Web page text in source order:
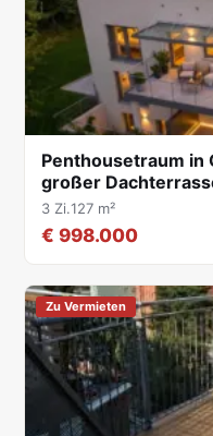
Penthousetraum in
großer
3 Zi.127 m²
€ 998.000
Zu Vermieten